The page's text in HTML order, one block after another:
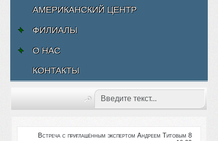
АМЕРИКАНСКИЙ ЦЕНТР
ФИЛИАЛЫ
О НАС
КОНТАКТЫ
Встреча с приглашённым экспертом Андреем Титовым 8